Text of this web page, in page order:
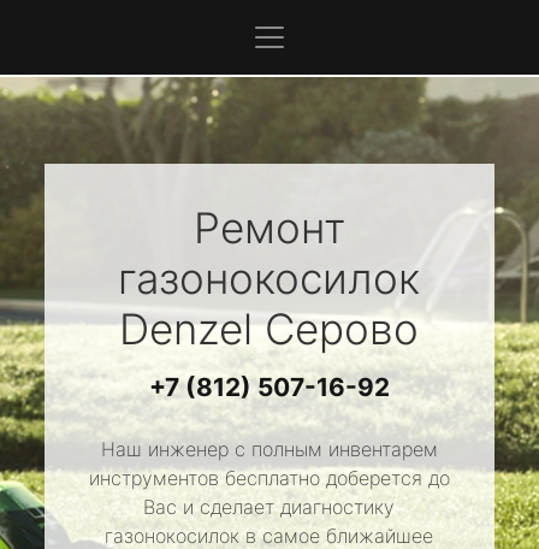
Ремонт
газонокосилок
DenzelСерово
+7 (812) 507-16-92
Наш инженер с полным инвентарем
инструментов бесплатно доберется до
Вас и сделает диагностику
газонокосилок в самое ближайшее